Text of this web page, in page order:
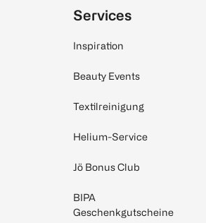
Services
Inspiration
Beauty Events
Textilreinigung
Helium-Service
Jö Bonus Club
BIPA
Geschenkgutscheine